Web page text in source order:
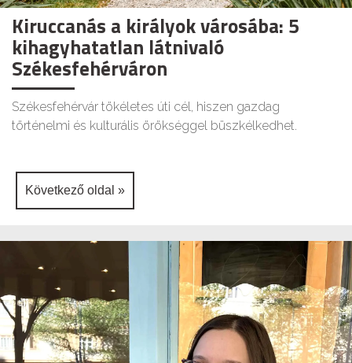
Kiruccanás a királyok városába: 5
kihagyhatatlan látnivaló
Székesfehérváron
Székesfehérvár tökéletes úti cél, hiszen gazdag
történelmi és kulturális örökséggel büszkélkedhet.
Következő oldal »